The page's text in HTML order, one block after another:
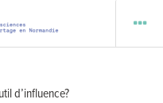
d’influence?